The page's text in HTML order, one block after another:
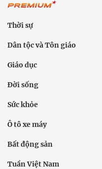
Thời sự
Dân tộc và Tôn giáo
Giáo dục
Đời sống
Sức khỏe
Ô tô xe máy
Bất động sản
Tuần Việt Nam